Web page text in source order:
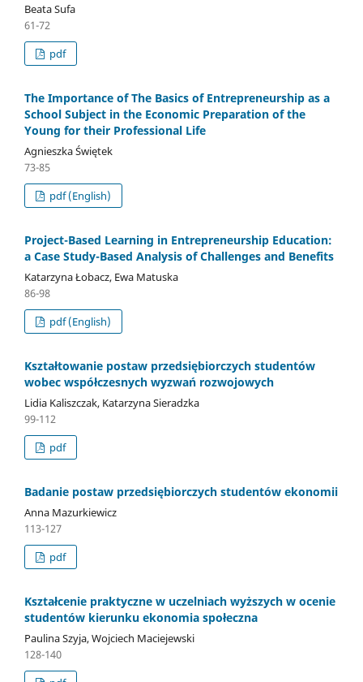
Beata Sufa
61-72
pdf
The Importance of The Basics of Entrepreneurship as a
School Subject in the Economic Preparation of the
Young for their Professional Life
Agnieszka Świętek
73-85
pdf (English)
Project-Based Learning in Entrepreneurship Education:
a Case Study-Based Analysis of Challenges and Benefits
Katarzyna Łobacz, Ewa Matuska
86-98
pdf (English)
Kształtowanie postaw przedsiębiorczych studentów
wobec współczesnych wyzwań rozwojowych
Lidia Kaliszczak, Katarzyna Sieradzka
99-112
pdf
Badanie postaw przedsiębiorczych studentów ekonomii
Anna Mazurkiewicz
113-127
pdf
Kształcenie praktyczne w uczelniach wyższych w ocenie
studentów kierunku ekonomia społeczna
Paulina Szyja, Wojciech Maciejewski
128-140